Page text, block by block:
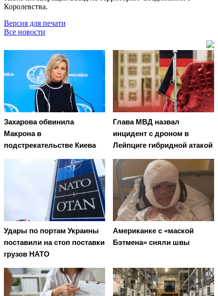
Королевства.
Версия для печати
Все новости
Захарова обвинила
Макрона в
подстрекательстве Киева
Глава МВД назвал
инцидент с дроном в
Лейпциге гибридной атакой
Удары по портам Украины
поставили на стоп поставки
грузов НАТО
Американке с «маской
Бэтмена» сняли швы